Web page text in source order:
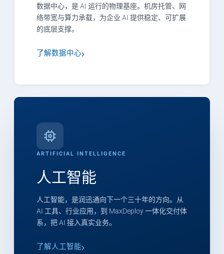
数据中心，是 AI 运行的物理基座。机房托管、网
络带宽与算力承载，为企业 AI 提供稳定、可扩展
的底层支撑。
了解数据中心
ARTIFICIAL INTELLIGENCE
人工智能
人工智能，是润迅通向下一个三十年的方向。从
AI 工具、行业应用，到 MaxDeploy 一体化交付体
系，把 AI 接入真实业务。
了解人工智能